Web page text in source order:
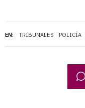
EN: TRIBUNALES POLICÍA